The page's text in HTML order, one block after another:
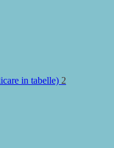
in tabelle) 2